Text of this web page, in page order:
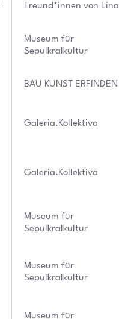
Freund*innen von Lina
Museum für
Sepulkralkultur
BAU KUNST ERFINDEN
Galeria.Kollektiva
Galeria.Kollektiva
Museum für
Sepulkralkultur
Museum für
Sepulkralkultur
Museum für